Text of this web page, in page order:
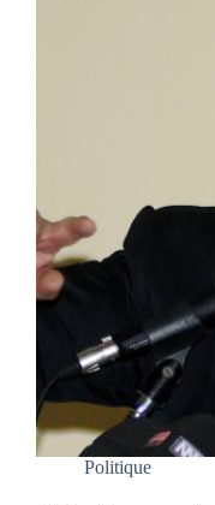
Politique